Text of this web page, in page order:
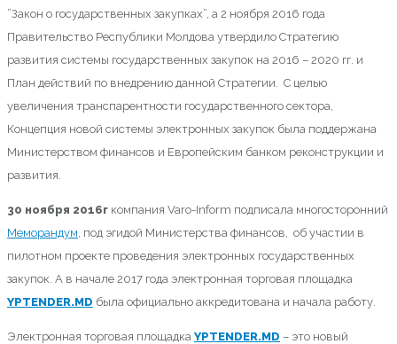
”Закон о государственных закупках”, а 2 ноября 2016 года
Правительство Республики Молдова утвердило Стратегию
развития системы государственных закупок на 2016 – 2020 гг. и
План действий по внедрению данной Стратегии. С целью
увеличения транспарентности государственного сектора,
Концепция новой системы электронных закупок была поддержана
Министерством финансов и Европейским банком реконструкции и
развития.
30 ноября 2016г компания Varo-Inform подписала многосторонний
Меморандум , под эгидой Министерства финансов, об участии в
пилотном проекте проведения электронных государственных
закупок. А в начале 2017 года электронная торговая площадка
YPTENDER.MD была официально аккредитована и начала работу.
Электронная торговая площадка YPTENDER.MD – это новый